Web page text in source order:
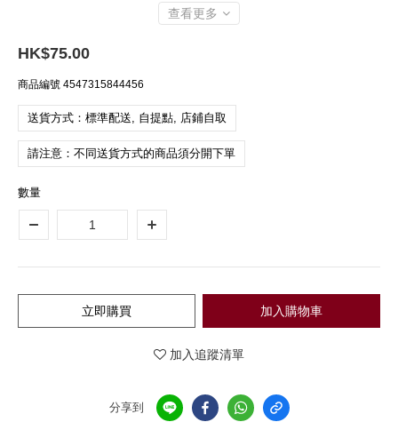
查看更多
HK$75.00
商品編號 4547315844456
送貨方式：標準配送, 自提點, 店鋪自取
請注意：不同送貨方式的商品須分開下單
數量
加入購物車
立即購買
加入追蹤清單
分享到